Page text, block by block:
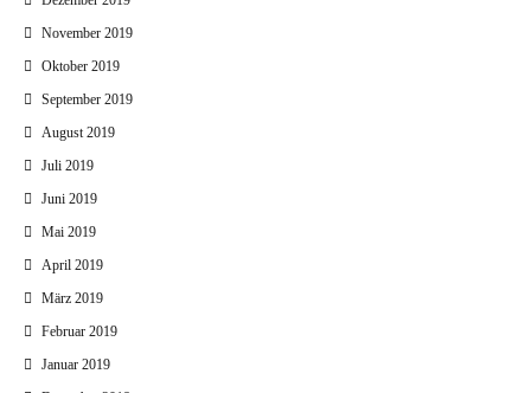
November 2019
Oktober 2019
September 2019
August 2019
Juli 2019
Juni 2019
Mai 2019
April 2019
März 2019
Februar 2019
Januar 2019